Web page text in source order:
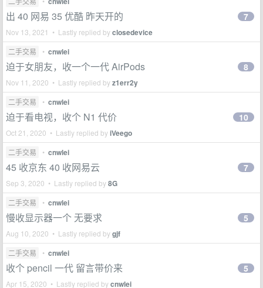
出 40 网易 35 优酷 昨天开的
Nov 13, 2021 • Lastly replied byclosedevice
7
二手交易 • cnwlei
迫于女朋友，收一个一代 AirPods
Nov 11, 2020 • Lastly replied byz1err2y
8
二手交易 • cnwlei
迫于看电视，收个 N1 代价
Oct 21, 2020 • Lastly replied byiVeego
10
二手交易 • cnwlei
45 收京东 40 收网易云
Sep 3, 2020 • Lastly replied by8G
7
二手交易 • cnwlei
慢收显示器一个 无要求
Aug 10, 2020 • Lastly replied bygjf
5
二手交易 • cnwlei
收个 pencil 一代 留言带价来
Apr 15, 2020 • Lastly replied bycnwlei
5